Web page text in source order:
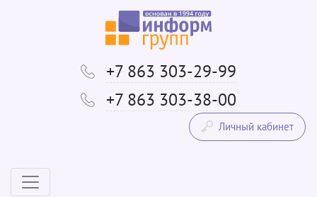
+7 863 303-29-99
+7 863 303-38-00
Личный кабинет